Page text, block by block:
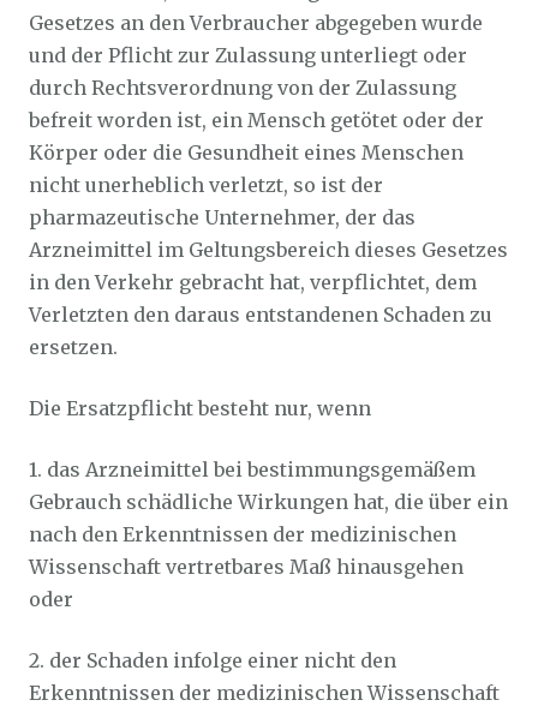
Gesetzes an den Verbraucher abgegeben wurde
und der Pflicht zur Zulassung unterliegt oder
durch Rechtsverordnung von der Zulassung
befreit worden ist, ein Mensch getötet oder der
Körper oder die Gesundheit eines Menschen
nicht unerheblich verletzt, so ist der
pharmazeutische Unternehmer, der das
Arzneimittel im Geltungsbereich dieses Gesetzes
in den Verkehr gebracht hat, verpflichtet, dem
Verletzten den daraus entstandenen Schaden zu
ersetzen.
Die Ersatzpflicht besteht nur, wenn
1. das Arzneimittel bei bestimmungsgemäßem
Gebrauch schädliche Wirkungen hat, die über ein
nach den Erkenntnissen der medizinischen
Wissenschaft vertretbares Maß hinausgehen
oder
2. der Schaden infolge einer nicht den
Erkenntnissen der medizinischen Wissenschaft